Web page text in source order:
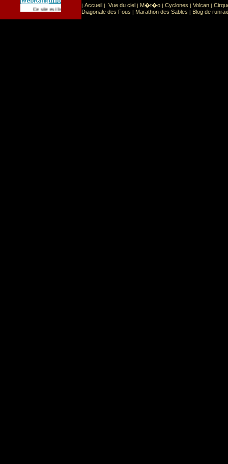
Ce site est list� dans la cat�gorie Sport: Sports extr�mes
| Accueil | Vue du ciel | M�t�o | Cyclones | Volcan |
Diagonale des Fous | Marathon des Sables | Blog de